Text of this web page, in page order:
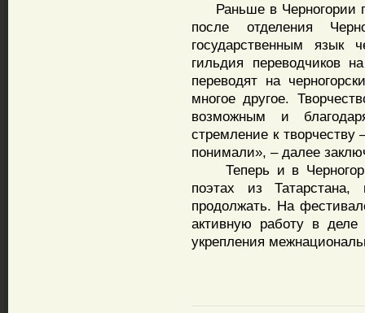
Раньше в Черногории
после отделения
государственным язык
гильдия переводчиков
переводят на
многое другое.
возможным и
стремление к творчеству
понимали», – далее
Теперь и в
поэтах из
продолжать. На
активную работу в деле
укрепления